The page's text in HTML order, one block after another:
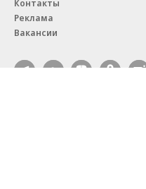
Контакты
Реклама
Вакансии